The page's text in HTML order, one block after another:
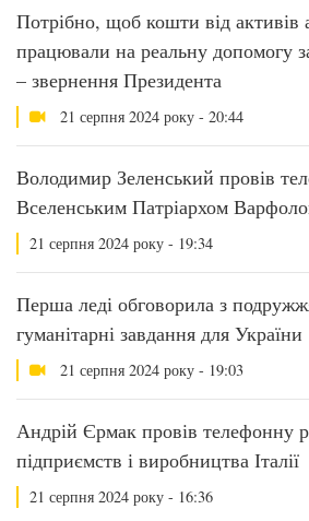
Потрібно, щоб кошти від активів
працювали на реальну допомогу
– звернення Президента
21 серпня 2024 року - 20:44
Володимир Зеленський провів
Вселенським Патріархом
21 серпня 2024 року - 19:34
Перша леді обговорила з
гуманітарні завдання для України
21 серпня 2024 року - 19:03
Андрій Єрмак провів телефонну
підприємств і виробництва Італії
21 серпня 2024 року - 16:36